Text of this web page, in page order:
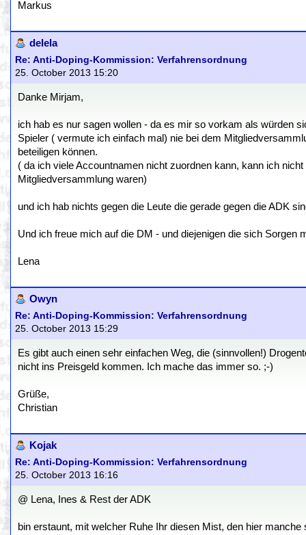
Markus
delela
Re: Anti-Doping-Kommission: Verfahrensordnung
25. October 2013 15:20
Danke Mirjam,
ich hab es nur sagen wollen - da es mir so vorkam als würden
Spieler ( vermute ich einfach mal) nie bei dem
beteiligen können.
( da ich viele Accountnamen nicht zuordnen kann, kann ich
Mitgliedversammlung waren)
und ich hab nichts gegen die Leute die gerade gegen die ADK
Und ich freue mich auf die DM - und diejenigen die sich
Lena
Owyn
Re: Anti-Doping-Kommission: Verfahrensordnung
25. October 2013 15:29
Es gibt auch einen sehr einfachen Weg, die (sinnvollen!)
nicht ins Preisgeld kommen. Ich mache das immer so. ;-)
Grüße,
Christian
Kojak
Re: Anti-Doping-Kommission: Verfahrensordnung
25. October 2013 16:16
@ Lena, Ines & Rest der ADK
bin erstaunt, mit welcher Ruhe Ihr diesen Mist, den hier